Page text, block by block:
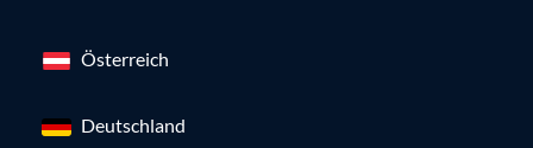
Österreich
Deutschland